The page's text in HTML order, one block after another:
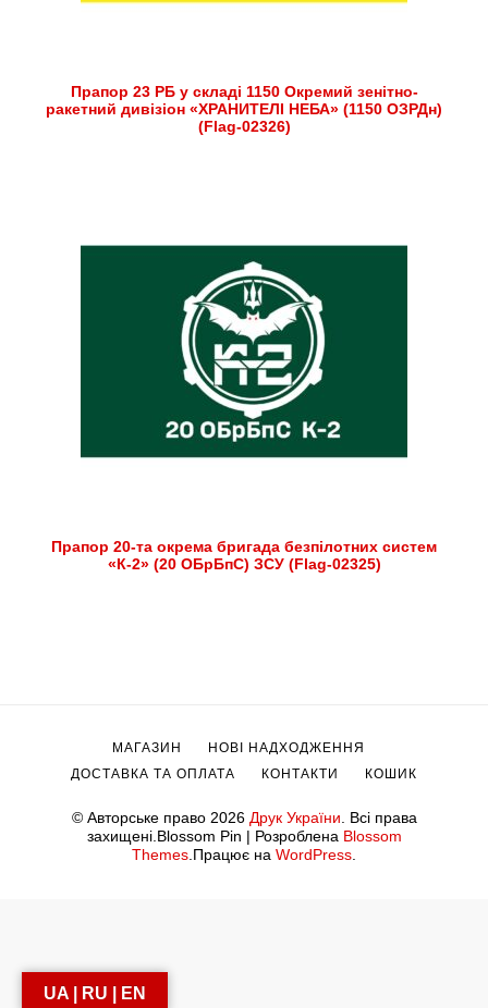
Прапор 23 РБ у складі 1150 Окремий зенітно-
ракетний дивізіон «ХРАНИТЕЛІ НЕБА» (1150 ОЗРДн)
(Flag-02326)
Прапор 20-та окрема бригада безпілотних систем
«К-2» (20 ОБрБпС) ЗСУ (Flag-02325)
© Авторське право 2026 Друк України. Всі права
захищені.Blossom Pin | Розроблена Blossom
Themes.Працює на WordPress.
МАГАЗИН
НОВІ НАДХОДЖЕННЯ
ДОСТАВКА ТА ОПЛАТА
КОНТАКТИ КОШИК
UA | RU | EN